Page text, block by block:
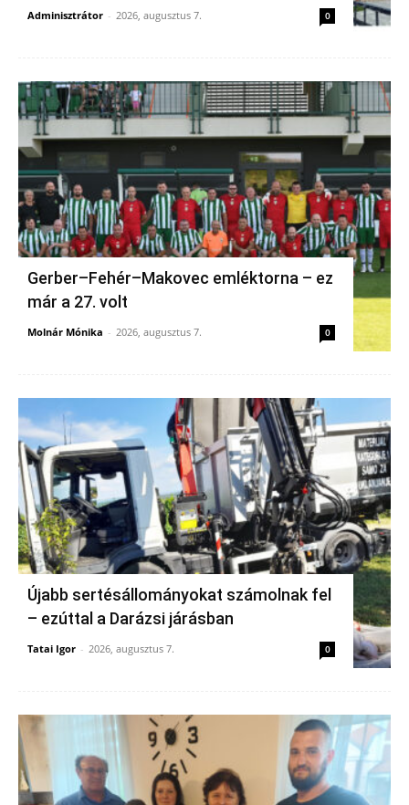
Adminisztrátor - 2026, augusztus 7. 0
Gerber–Fehér–Makovec emléktorna – ez
már a 27. volt
Molnár Mónika - 2026, augusztus 7. 0
Újabb sertésállományokat számolnak fel
– ezúttal a Darázsi járásban
Tatai Igor - 2026, augusztus 7. 0